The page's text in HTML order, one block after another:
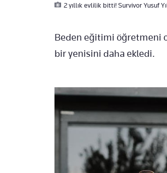
2 yıllık evlilik bitti! Survivor Yusuf
Beden eğitimi öğretmeni
bir yenisini daha ekledi.